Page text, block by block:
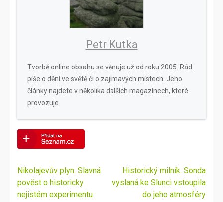
Petr Kutka
Tvorbě online obsahu se věnuje už od roku 2005. Rád
píše o dění ve světě či o zajímavých místech. Jeho
články najdete v několika dalších magazínech, které
provozuje.
Navigace
pro
příspěvek
Nikolajevův plyn. Slavná
pověst o historicky
nejistém experimentu
Historický milník. Sonda
vyslaná ke Slunci vstoupila
do jeho atmosféry